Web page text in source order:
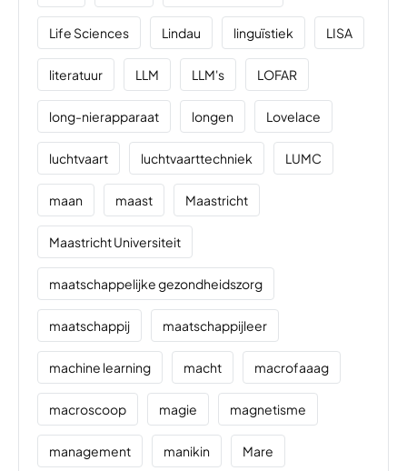
Life Sciences Lindau linguïstiek LISA
literatuur LLM LLM's LOFAR
long-nierapparaat longen Lovelace
luchtvaart luchtvaarttechniek LUMC
maan maast Maastricht
Maastricht Universiteit
maatschappelijke gezondheidszorg
maatschappij maatschappijleer
machine learning macht macrofaaag
macroscoop magie magnetisme
management manikin Mare